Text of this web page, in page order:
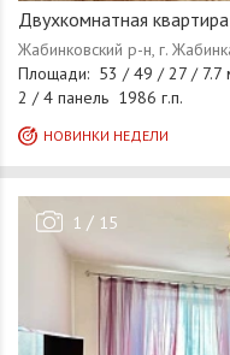
Двухкомнатная квартира
1 / 15